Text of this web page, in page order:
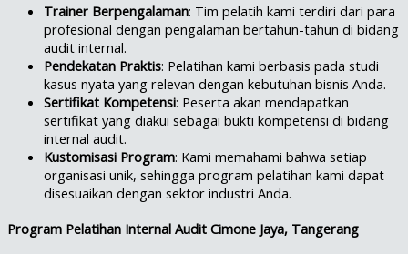
Trainer Berpengalaman: Tim pelatih kami terdiri dari para
profesional dengan pengalaman bertahun-tahun di bidang
audit internal.
Pendekatan Praktis: Pelatihan kami berbasis pada studi
kasus nyata yang relevan dengan kebutuhan bisnis Anda.
Sertifikat Kompetensi: Peserta akan mendapatkan
sertifikat yang diakui sebagai bukti kompetensi di bidang
internal audit.
Kustomisasi Program: Kami memahami bahwa setiap
organisasi unik, sehingga program pelatihan kami dapat
disesuaikan dengan sektor industri Anda.
Program Pelatihan Internal Audit Cimone Jaya, Tangerang